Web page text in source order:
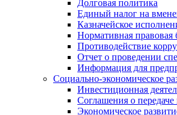
Долговая политика
Единый налог на
Казначейское
Нормативная правовая
Противодействие
Отчет о проведении
Информация для
Социально-экономическое
Инвестиционная
Соглашения о
Экономическое